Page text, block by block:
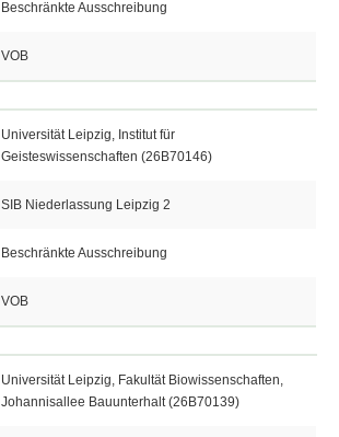
Beschränkte Ausschreibung
VOB
Universität Leipzig, Institut für
Geisteswissenschaften (26B70146)
SIB Niederlassung Leipzig 2
Beschränkte Ausschreibung
VOB
Universität Leipzig, Fakultät Biowissenschaften,
Johannisallee Bauunterhalt (26B70139)